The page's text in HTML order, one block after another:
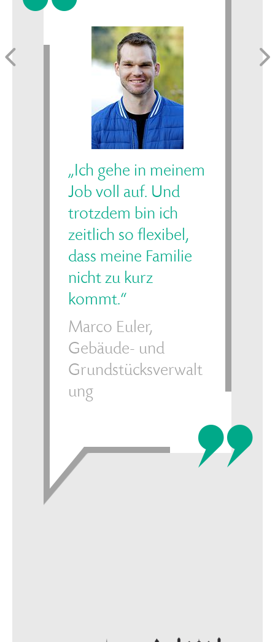
„Ich gehe in meinem
Job voll auf. Und
trotzdem bin ich
zeitlich so flexibel,
dass meine Familie
nicht zu kurz
kommt.“
Marco Euler,
Gebäude- und
Grundstücksverwalt
ung